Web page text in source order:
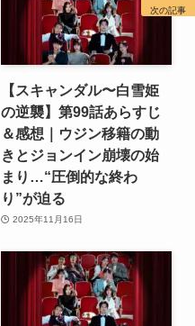
【スキャンダル〜白雪姫
の逆襲】第99話あらすじ
＆感想｜ウジン移籍の動
きとジョンイン崩壊の始
まり…“圧倒的な終わ
り”が迫る
2025年11月16日
次の記事